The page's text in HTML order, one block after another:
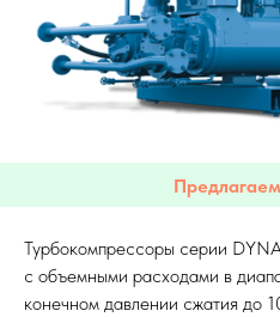
Турбокомпрессоры серии
с объемными расходами в
конечном давлении сжатия до